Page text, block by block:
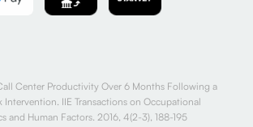
Center Productivity Over 6 Months Following a
Intervention. IIE Transactions on Occupational
and Human Factors. 2016, 4(2-3), 188-195